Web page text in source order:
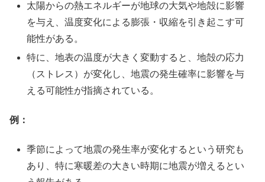
太陽からの熱エネルギーが地球の大気や地殻に影響
を与え、温度変化による膨張・収縮を引き起こす可
能性がある。
特に、地表の温度が大きく変動すると、地殻の応力
（ストレス）が変化し、地震の発生確率に影響を与
える可能性が指摘されている。
例：
季節によって地震の発生率が変化するという研究も
あり、特に寒暖差の大きい時期に地震が増えるとい